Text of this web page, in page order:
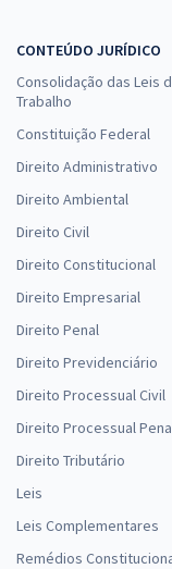
Prefeitura de Cerro
para o Cargo de
para o Cargo de
CONTEÚDO JURÍDICO
Consolidação das Leis
Trabalho
Constituição Federal
Direito Administrativo
Direito Ambiental
Direito Civil
Direito Constitucional
Direito Empresarial
Direito Penal
Direito Previdenciário
Direito Processual Civil
Direito Processual
Direito Tributário
Leis
Leis Complementares
Remédios